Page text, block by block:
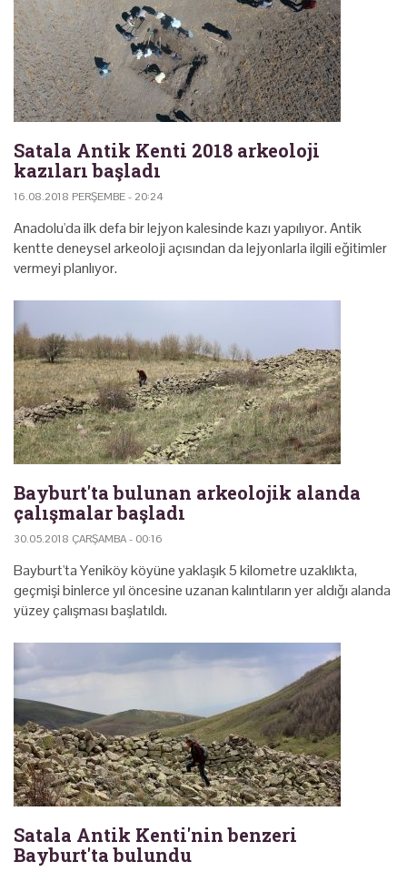
Satala Antik Kenti 2018 arkeoloji
kazıları başladı
16.08.2018 PERŞEMBE - 20:24
Anadolu'da ilk defa bir lejyon kalesinde kazı yapılıyor. Antik
kentte deneysel arkeoloji açısından da lejyonlarla ilgili eğitimler
vermeyi planlıyor.
Bayburt'ta bulunan arkeolojik alanda
çalışmalar başladı
30.05.2018 ÇARŞAMBA - 00:16
Bayburt'ta Yeniköy köyüne yaklaşık 5 kilometre uzaklıkta,
geçmişi binlerce yıl öncesine uzanan kalıntıların yer aldığı alanda
yüzey çalışması başlatıldı.
Satala Antik Kenti'nin benzeri
Bayburt'ta bulundu